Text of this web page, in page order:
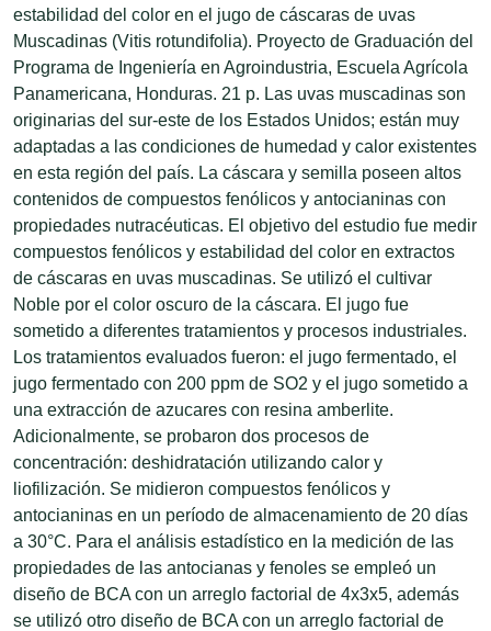
estabilidad del color en el jugo de cáscaras de uvas
Muscadinas (Vitis rotundifolia). Proyecto de Graduación del
Programa de Ingeniería en Agroindustria, Escuela Agrícola
Panamericana, Honduras. 21 p. Las uvas muscadinas son
originarias del sur-este de los Estados Unidos; están muy
adaptadas a las condiciones de humedad y calor existentes
en esta región del país. La cáscara y semilla poseen altos
contenidos de compuestos fenólicos y antocianinas con
propiedades nutracéuticas. El objetivo del estudio fue medir
compuestos fenólicos y estabilidad del color en extractos
de cáscaras en uvas muscadinas. Se utilizó el cultivar
Noble por el color oscuro de la cáscara. El jugo fue
sometido a diferentes tratamientos y procesos industriales.
Los tratamientos evaluados fueron: el jugo fermentado, el
jugo fermentado con 200 ppm de SO2 y el jugo sometido a
una extracción de azucares con resina amberlite.
Adicionalmente, se probaron dos procesos de
concentración: deshidratación utilizando calor y
liofilización. Se midieron compuestos fenólicos y
antocianinas en un período de almacenamiento de 20 días
a 30°C. Para el análisis estadístico en la medición de las
propiedades de las antocianas y fenoles se empleó un
diseño de BCA con un arreglo factorial de 4x3x5, además
se utilizó otro diseño de BCA con un arreglo factorial de